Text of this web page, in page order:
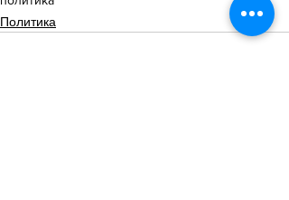
Политика